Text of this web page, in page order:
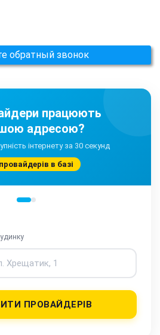
обратный звонок
працюють
адресою?
інтернету за 30 секунд
в базі
ПРОВАЙДЕРІВ